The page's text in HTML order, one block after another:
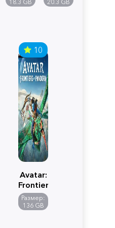
18.3 GB 20.3 GB
10
Avatar:
Frontiers
of
Pandora
Размер:
136 GB